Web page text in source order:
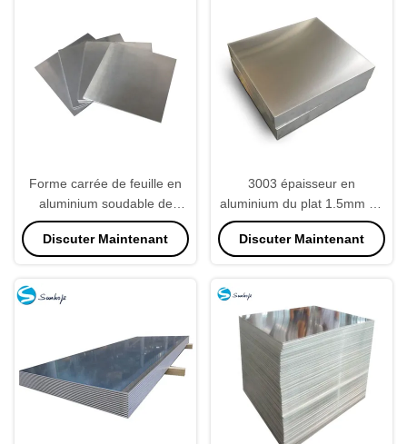
Forme carrée de feuille en
aluminium soudable de
l'alliage 8011 de résistance à
la corrosion
Discuter Maintenant
3003 épaisseur en
aluminium du plat 1.5mm de
feuille en aluminium
Discuter Maintenant